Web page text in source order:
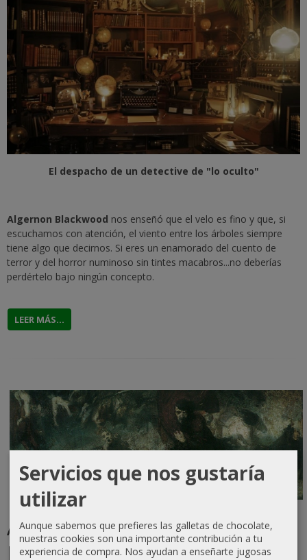
El despacho de un detective de "lo oculto"
Algernon Blackwood nos enseñó que el velo es fino y que, si
escuchamos con atención, el viento entre los árboles siempre
tiene algo que decirnos. Si eres un enamorado del cuento de
terror y del horror numinoso sin tintes macabros...no deberías
perdértelo bajo ningún concepto.
LEER MÁS...
Arthur Machen, "El Que
Hilvana Horrores y Ocultos
Servicios que nos gustaría
utilizar
Aunque sabemos que prefieres las galletas de chocolate,
nuestras cookies son una importante contribución a tu
experiencia de compra. Nos ayudan a enseñarte jugosas